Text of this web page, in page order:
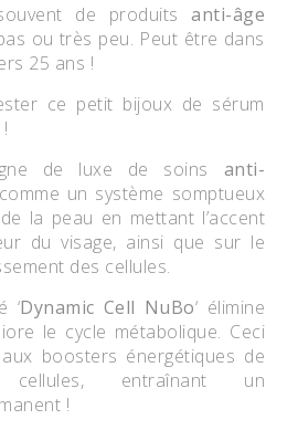
de produits anti-âge
ou très peu. Peut être dans
25 ans !
ce petit bijoux de sérum
de luxe de soins anti-
un système somptueux
la peau en mettant l’accent
du visage, ainsi que sur le
des cellules.
‘Dynamic Cell NuBo‘ élimine
le cycle métabolique. Ceci
boosters énergétiques de
entraînant un
!